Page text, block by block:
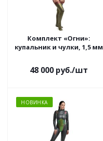
Комплект «Огни»:
купальник и чулки, 1,5 мм
48 000 руб./шт
НОВИНКА